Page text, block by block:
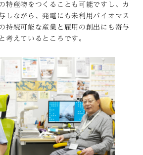
特産物をつくることも可能ですし、カ
しながら、発電にも未利用バイオマス
持続可能な産業と雇用の創出にも寄与
考えているところです。